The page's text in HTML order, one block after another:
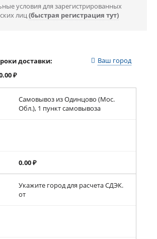
условия для зарегистрированных
лиц(быстрая регистрация тут)
доставки:
Ваш город
₽
Самовывоз из Одинцово (Мос.
Обл.), 1 пункт самовывоза
0.00 ₽
Укажите город для расчета СДЭК.
от